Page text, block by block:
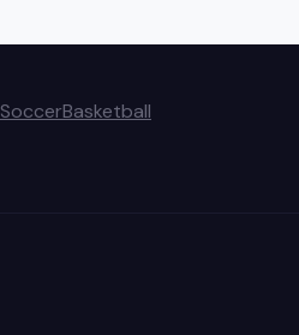
SoccerBasketball